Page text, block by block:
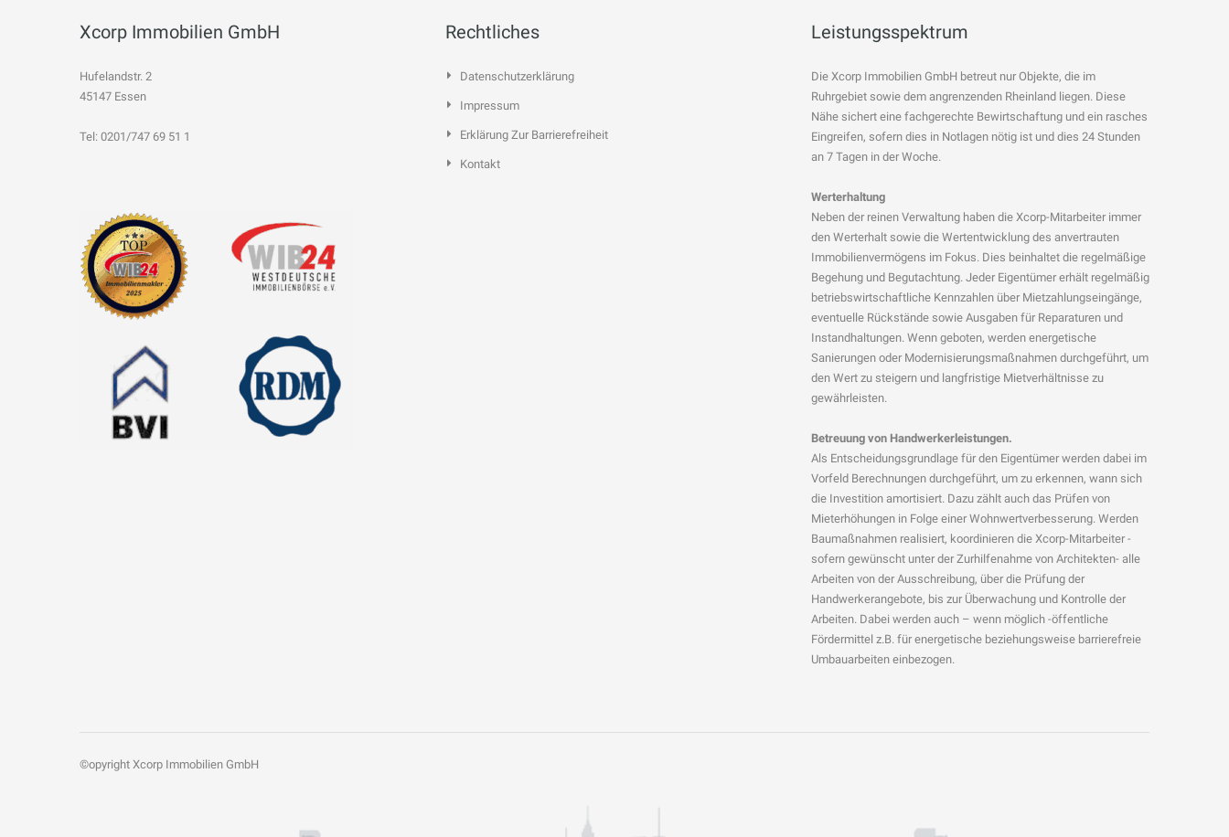
Xcorp Immobilien GmbH
Hufelandstr. 2
45147 Essen
Tel: 0201/747 69 51 1
Rechtliches
Datenschutzerklärung
Impressum
Erklärung Zur Barrierefreiheit
Kontakt
Leistungsspektrum
Die Xcorp Immobilien GmbH betreut nur Objekte, die im
Ruhrgebiet sowie dem angrenzenden Rheinland liegen. Diese
Nähe sichert eine fachgerechte Bewirtschaftung und ein rasches
Eingreifen, sofern dies in Notlagen nötig ist und dies 24 Stunden
an 7 Tagen in der Woche.
Werterhaltung
Neben der reinen Verwaltung haben die Xcorp-Mitarbeiter immer
den Werterhalt sowie die Wertentwicklung des anvertrauten
Immobilienvermögens im Fokus. Dies beinhaltet die regelmäßige
Begehung und Begutachtung. Jeder Eigentümer erhält regelmäßig
betriebswirtschaftliche Kennzahlen über Mietzahlungseingänge,
eventuelle Rückstände sowie Ausgaben für Reparaturen und
Instandhaltungen. Wenn geboten, werden energetische
Sanierungen oder Modernisierungsmaßnahmen durchgeführt, um
den Wert zu steigern und langfristige Mietverhältnisse zu
gewährleisten.
Betreuung von Handwerkerleistungen.
Als Entscheidungsgrundlage für den Eigentümer werden dabei im
Vorfeld Berechnungen durchgeführt, um zu erkennen, wann sich
die Investition amortisiert. Dazu zählt auch das Prüfen von
Mieterhöhungen in Folge einer Wohnwertverbesserung. Werden
Baumaßnahmen realisiert, koordinieren die Xcorp-Mitarbeiter -
sofern gewünscht unter der Zurhilfenahme von Architekten- alle
Arbeiten von der Ausschreibung, über die Prüfung der
Handwerkerangebote, bis zur Überwachung und Kontrolle der
Arbeiten. Dabei werden auch – wenn möglich -öffentliche
Fördermittel z.B. für energetische beziehungsweise barrierefreie
Umbauarbeiten einbezogen.
©opyright Xcorp Immobilien GmbH